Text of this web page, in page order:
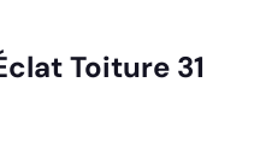
Toiture 31